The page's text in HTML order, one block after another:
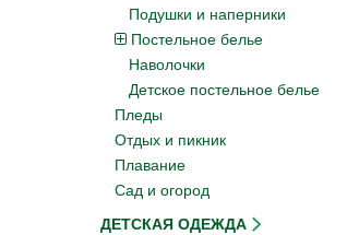
Подушки и наперники
Постельное белье
Наволочки
Детское постельное белье
Пледы
Отдых и пикник
Плавание
Сад и огород
ДЕТСКАЯ ОДЕЖДА